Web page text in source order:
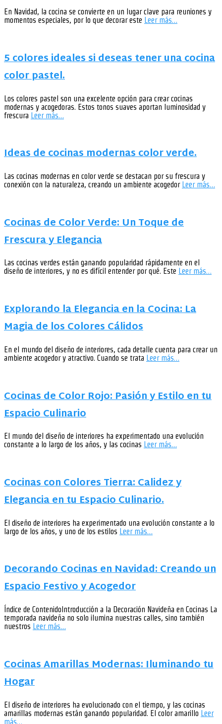
En Navidad, la cocina se convierte en un lugar clave para reuniones y
momentos especiales, por lo que decorar este
Leer más…
5 colores ideales si deseas tener una cocina
color pastel.
Los colores pastel son una excelente opción para crear cocinas
modernas y acogedoras. Estos tonos suaves aportan luminosidad y
frescura
Leer más…
Ideas de cocinas modernas color verde.
Las cocinas modernas en color verde se destacan por su frescura y
conexión con la naturaleza, creando un ambiente acogedor Leer más…
Cocinas de Color Verde: Un Toque de
Frescura y Elegancia
Las cocinas verdes están ganando popularidad rápidamente en el
diseño de interiores, y no es difícil entender por qué. Este
Leer más…
Explorando la Elegancia en la Cocina: La
Magia de los Colores Cálidos
En el mundo del diseño de interiores, cada detalle cuenta para crear un
ambiente acogedor y atractivo. Cuando se trata
Leer más…
Cocinas de Color Rojo: Pasión y Estilo en tu
Espacio Culinario
El mundo del diseño de interiores ha experimentado una evolución
constante a lo largo de los años, y las cocinas
Leer más…
Cocinas con Colores Tierra: Calidez y
Elegancia en tu Espacio Culinario.
El diseño de interiores ha experimentado una evolución constante a lo
largo de los años, y uno de los estilos
Leer más…
Decorando Cocinas en Navidad: Creando un
Espacio Festivo y Acogedor
Índice de ContenidoIntroducción a la Decoración Navideña en Cocinas La
temporada navideña no solo ilumina nuestras calles, sino también
nuestros
Leer más…
Cocinas Amarillas Modernas: Iluminando tu
Hogar
El diseño de interiores ha evolucionado con el tiempo, y las cocinas
amarillas modernas están ganando popularidad. El color amarillo
Leer
más…